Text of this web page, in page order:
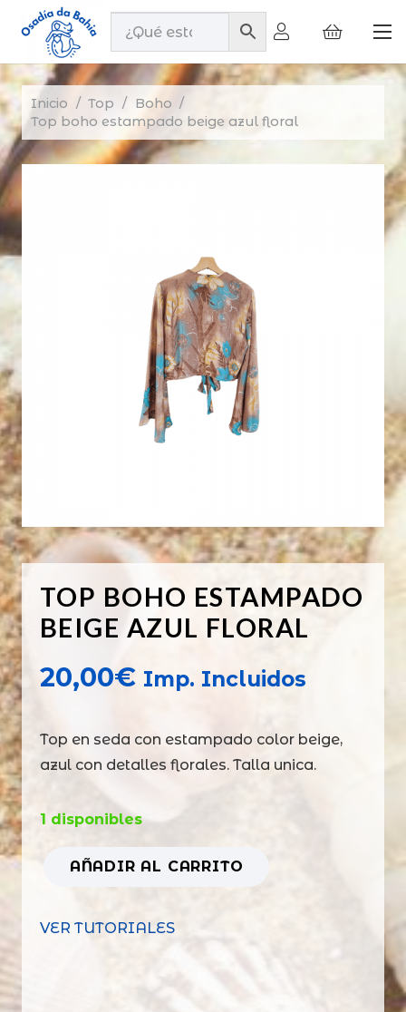
Inicio / Top / Boho /
Top boho estampado beige azul floral
TOP BOHO ESTAMPADO
BEIGE AZUL FLORAL
20,00€ Imp. Incluidos
Top en seda con estampado color beige,
azul con detalles florales. Talla unica.
1 disponibles
estampado
AÑADIR AL CARRITO
VER TUTORIALES